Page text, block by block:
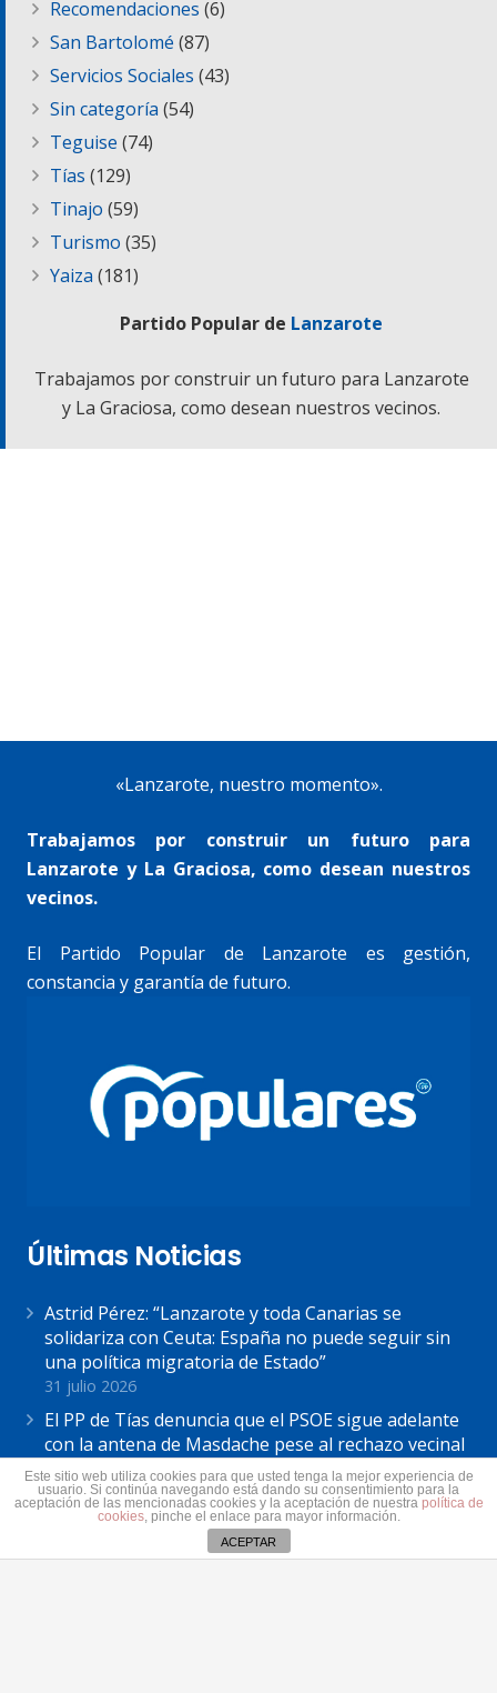
Recomendaciones (6)
San Bartolomé (87)
Servicios Sociales (43)
Sin categoría (54)
Teguise (74)
Tías (129)
Tinajo (59)
Turismo (35)
Yaiza (181)
Partido Popular de Lanzarote
Trabajamos por construir un futuro para Lanzarote
y La Graciosa, como desean nuestros vecinos.
«Lanzarote, nuestro momento».
Trabajamos por construir un futuro para
Lanzarote y La Graciosa, como desean nuestros
vecinos.
El Partido Popular de Lanzarote es gestión,
constancia y garantía de futuro.
Últimas Noticias
Astrid Pérez: “Lanzarote y toda Canarias se
solidariza con Ceuta: España no puede seguir sin
una política migratoria de Estado”
31 julio 2026
El PP de Tías denuncia que el PSOE sigue adelante
con la antena de Masdache pese al rechazo vecinal
31 julio 2026
El Cabildo de Lanzarote y La Graciosa actualiza el
plan estratégico de subvenciones 2026-2028
Este sitio web utiliza cookies para que usted tenga la mejor experiencia de
usuario. Si continúa navegando está dando su consentimiento para la
aceptación de las mencionadas cookies y la aceptación de nuestra política de
cookies, pinche el enlace para mayor información.
ACEPTAR